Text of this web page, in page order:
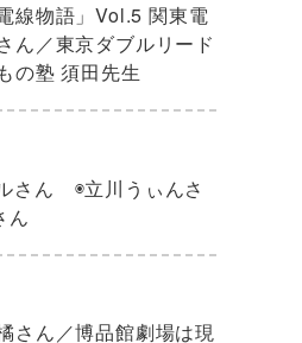
線物語」Vol.5 関東電
ん／東京ダブルリード
の塾 須田先生
さん ◉立川うぃんさ
ん
ん／博品館劇場は現